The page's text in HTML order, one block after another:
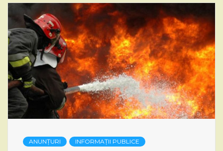
ANUNȚURI INFORMAȚII PUBLICE